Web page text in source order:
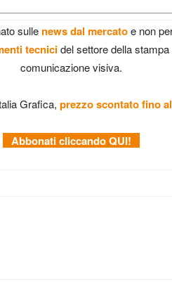
sulle news dal mercatoe non
tecnicidel settore della stampa
comunicazione visiva.
Grafica, prezzo scontato fino
Abbonati cliccando QUI!